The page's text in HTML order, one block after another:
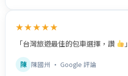
★★★★★
「台灣旅遊最佳的包車選擇，讚 」
陳 陳國州 · Google 評論